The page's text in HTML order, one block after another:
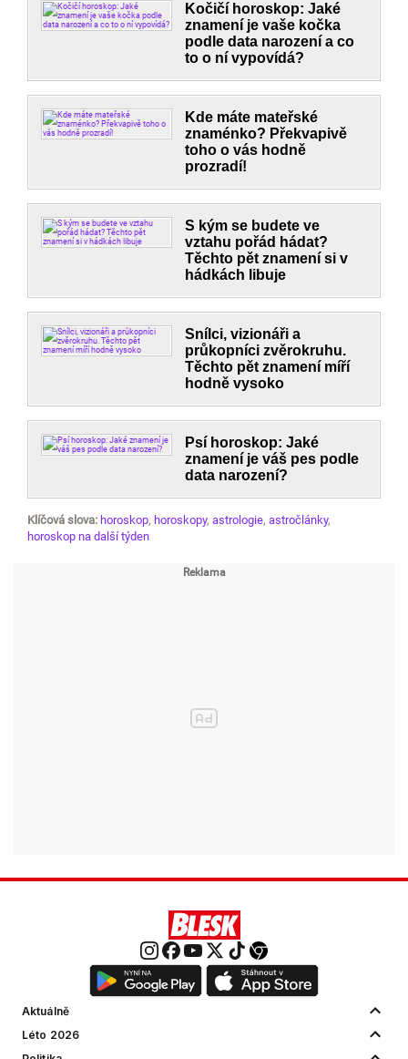
Kočičí horoskop: Jaké
znamení je vaše kočka
podle data narození a co
to o ní vypovídá?
Kde máte mateřské
znaménko? Překvapivě
toho o vás hodně
prozradí!
S kým se budete ve
vztahu pořád hádat?
Těchto pět znamení si v
hádkách libuje
Snílci, vizionáři a
průkopníci zvěrokruhu.
Těchto pět znamení míří
hodně vysoko
Psí horoskop: Jaké
znamení je váš pes podle
data narození?
Klíčová slova: horoskop, horoskopy, astrologie, astročlánky,
horoskop na další týden
Aktuálně
Léto 2026